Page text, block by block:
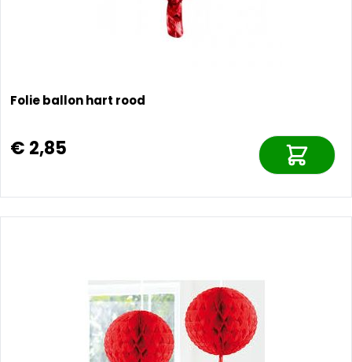
Folie ballon hart rood
€ 2,85